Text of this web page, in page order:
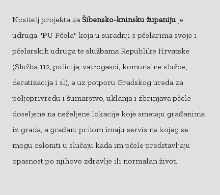
Nositelj projekta za Šibensko-kninsku županiju je
udruga "PU Pčela" koja u suradnji s pčelarima svoje i
pčelarskih udruga te službama Republike Hrvatske
(Služba 112, policija, vatrogasci, komunalne službe,
deratizacija i sl), a uz potporu Gradskog ureda za
poljoprivredu i šumarstvo, uklanja i zbrinjava pčele
doseljene na neželjene lokacije koje smetaju građanima
iz grada, a građani pritom imaju servis na kojeg se
mogu osloniti u slučaju kada im pčele predstavljaju
opasnost po njihovo zdravlje ili normalan život.